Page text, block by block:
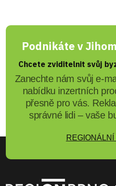
Podnikáte v
Chcete zviditelnit svůj
Zanechte nám svůj e-
nabídku inzertních
přesně pro vás.
správné lidi – vaše